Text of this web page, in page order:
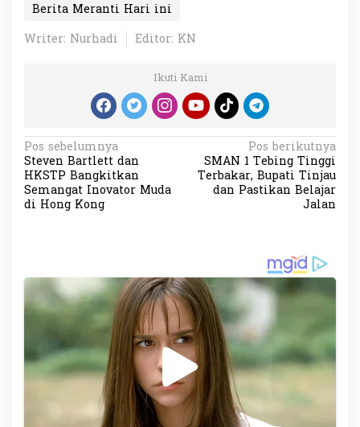
Berita Meranti Hari ini
Writer: Nurhadi
Editor: KN
Ikuti Kami
N
a
v
s
i
o
s
Pos sebelumnya
Steven Bartlett dan
HKSTP Bangkitkan
Semangat Inovator Muda
di Hong Kong
Pos berikutnya
SMAN 1 Tebing Tinggi
Terbakar, Bupati Tinjau
dan Pastikan Belajar
Jalan